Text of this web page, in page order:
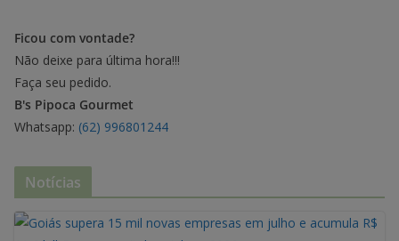
Ficou com vontade?
Não deixe para última hora!!!
Faça seu pedido.
B's Pipoca Gourmet
Whatsapp: (62) 996801244
Notícias